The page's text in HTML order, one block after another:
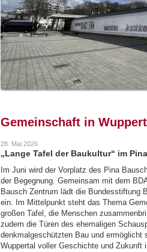
Gemeinschaft in
28. Mai 2026
„Lange Tafel der Baukultur“ im
Im Juni wird der Vorplatz des Pina
der Begegnung. Gemeinsam mit dem
Bausch Zentrum lädt die Bundesstiftung
ein. Im Mittelpunkt steht das Thema
großen Tafel, die Menschen
zudem die Türen des ehemaligen
denkmalgeschützten Bau und
Wuppertal voller Geschichte und Zukunft